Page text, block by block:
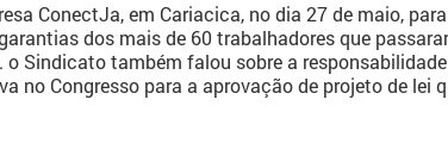
ConectJa, em Cariacica, no dia 27 de maio,
dos mais de 60 trabalhadores que
o Sindicato também falou sobre a
no Congresso para a aprovação de projeto de lei